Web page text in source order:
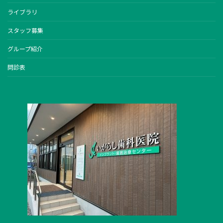
ライブラリ
スタッフ募集
グループ紹介
問診表